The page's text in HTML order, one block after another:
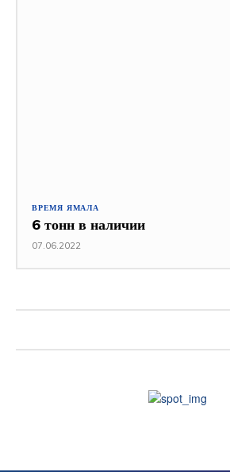
ВРЕМЯ ЯМАЛА
6 тонн в наличии
07.06.2022